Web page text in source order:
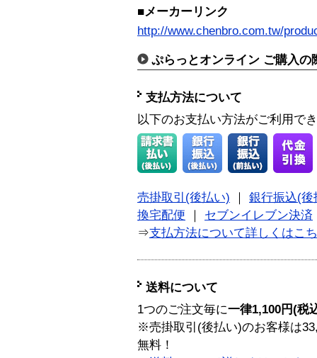
■メーカーリンク
http://www.chenbro.com.tw/
ぷらっとオンライン ご購入の
支払方法について
以下のお支払い方法がご利用で
売掛取引(後払い)
銀行振込(後
換宅配便
セブンイレブン決済
⇒支払方法について詳しくはこ
送料について
1つのご注文毎に一律1,100円(税
※売掛取引(後払い)のお客様は
無料！